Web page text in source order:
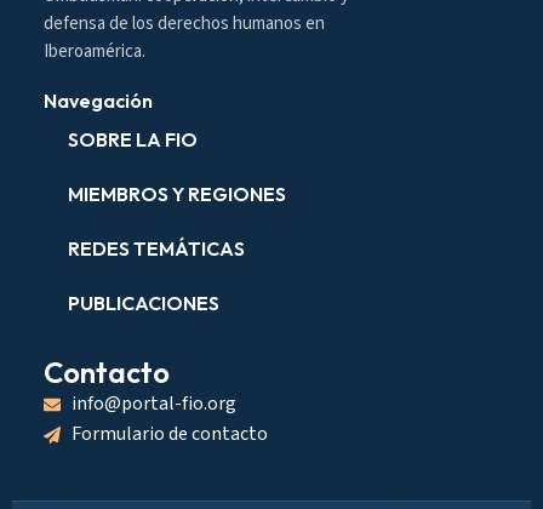
defensa de los derechos humanos en
Iberoamérica.
Navegación
SOBRE LA FIO
MIEMBROS Y REGIONES
REDES TEMÁTICAS
PUBLICACIONES
Contacto
info@portal-fio.org
Formulario de contacto